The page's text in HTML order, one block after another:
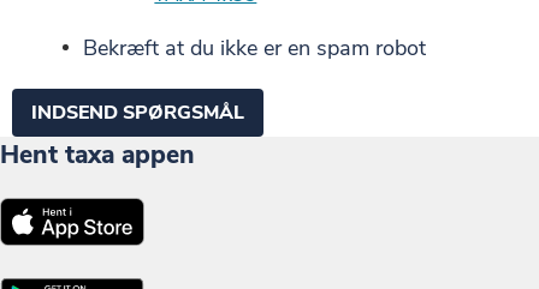
Bekræft at du ikke er en spam robot
Hent taxa appen